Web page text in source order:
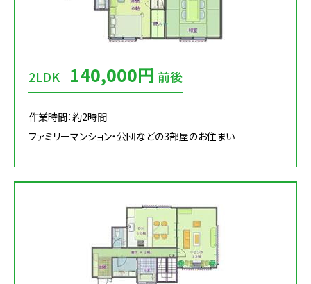
2LDK 140,000円 前後
作業時間：約2時間
ファミリーマンション・公団などの3部屋のお住まい